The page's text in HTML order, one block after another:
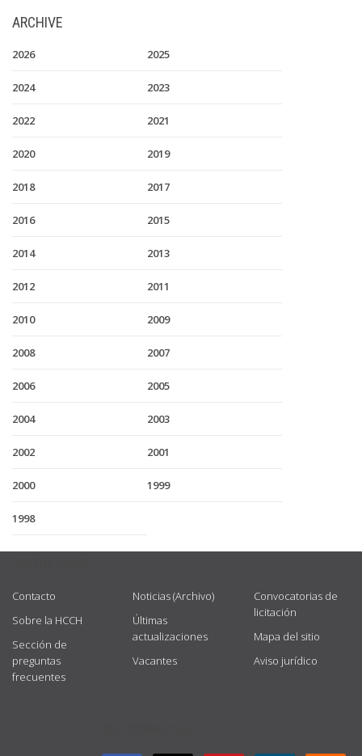
ARCHIVE
2026 2025
2024 2023
2022 2021
2020 2019
2018 2017
2016 2015
2014 2013
2012 2011
2010 2009
2008 2007
2006 2005
2004 2003
2002 2001
2000 1999
1998
Contacto
Sobre la HCCH
Sección de
preguntas
frecuentes
Noticias (Archivo)
Últimas
actualizaciones
Vacantes
Convocatorias de
licitación
Mapa del sitio
Aviso jurídico